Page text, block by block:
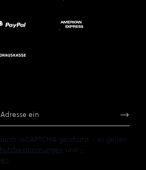
reCAPTCHA geschützt - es gelten
und -
.